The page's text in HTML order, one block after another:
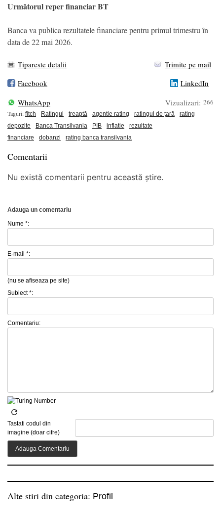
Următorul reper financiar BT
Banca va publica rezultatele financiare pentru primul trimestru în
data de 22 mai 2026.
Tipareste detalii
Trimite pe mail
Facebook
LinkedIn
WhatsApp
Vizualizari: 266
Taguri: fitch Ratingul treaptă agentie rating ratingul de țară
rating
depozite
Banca Transilvania PIB inflatie
rezultate
financiare
dobanzi rating banca transilvania
Comentarii
Nu există comentarii pentru această știre.
Adauga un comentariu
Nume *:
E-mail *:
(nu se afiseaza pe site)
Subiect *:
Comentariu:
Tastati codul din
imagine (doar cifre)
Alte stiri din categoria: Profil